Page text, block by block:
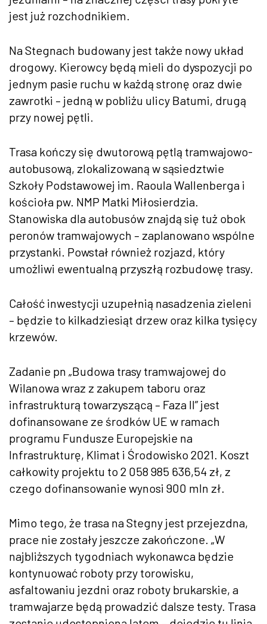
jest już rozchodnikiem.
Na Stegnach budowany jest także nowy układ
drogowy. Kierowcy będą mieli do dyspozycji po
jednym pasie ruchu w każdą stronę oraz dwie
zawrotki – jedną w pobliżu ulicy Batumi, drugą
przy nowej pętli.
Trasa kończy się dwutorową pętlą tramwajowo-
autobusową, zlokalizowaną w sąsiedztwie
Szkoły Podstawowej im. Raoula Wallenberga i
kościoła pw. NMP Matki Miłosierdzia.
Stanowiska dla autobusów znajdą się tuż obok
peronów tramwajowych – zaplanowano wspólne
przystanki. Powstał również rozjazd, który
umożliwi ewentualną przyszłą rozbudowę trasy.
Całość inwestycji uzupełnią nasadzenia zieleni
– będzie to kilkadziesiąt drzew oraz kilka tysięcy
krzewów.
Zadanie pn „Budowa trasy tramwajowej do
Wilanowa wraz z zakupem taboru oraz
infrastrukturą towarzyszącą – Faza II” jest
dofinansowane ze środków UE w ramach
programu Fundusze Europejskie na
Infrastrukturę, Klimat i Środowisko 2021. Koszt
całkowity projektu to 2 058 985 636,54 zł, z
czego dofinansowanie wynosi 900 mln zł.
Mimo tego, że trasa na Stegny jest przejezdna,
prace nie zostały jeszcze zakończone. „W
najbliższych tygodniach wykonawca będzie
kontynuować roboty przy torowisku,
asfaltowaniu jezdni oraz roboty brukarskie, a
tramwajarze będą prowadzić dalsze testy. Trasa